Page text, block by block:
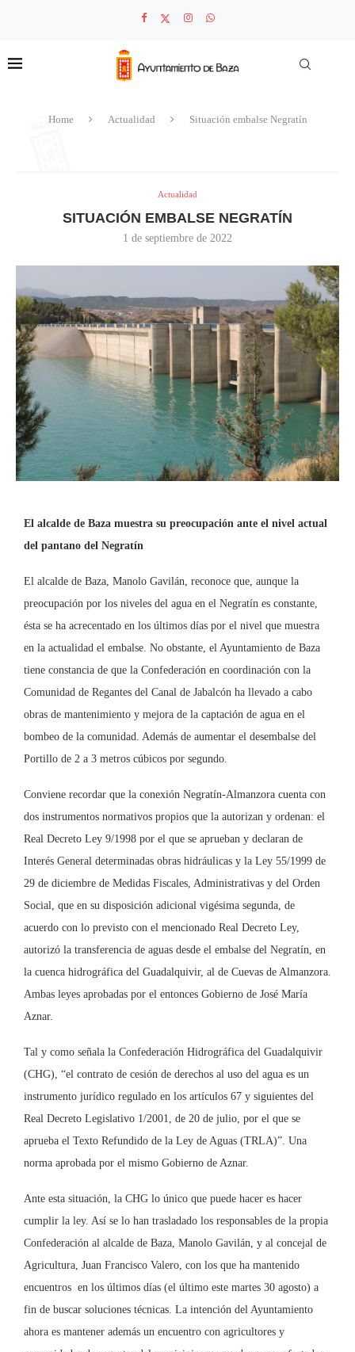
Home Actualidad Situación embalse Negratín
Actualidad
SITUACIÓN EMBALSE NEGRATÍN
1 de septiembre de 2022
El alcalde de Baza muestra su preocupación ante el nivel actual
del pantano del Negratín
El alcalde de Baza, Manolo Gavilán, reconoce que, aunque la
preocupación por los niveles del agua en el Negratín es constante,
ésta se ha acrecentado en los últimos días por el nivel que muestra
en la actualidad el embalse. No obstante, el Ayuntamiento de Baza
tiene constancia de que la Confederación en coordinación con la
Comunidad de Regantes del Canal de Jabalcón ha llevado a cabo
obras de mantenimiento y mejora de la captación de agua en el
bombeo de la comunidad. Además de aumentar el desembalse del
Portillo de 2 a 3 metros cúbicos por segundo.
Conviene recordar que la conexión Negratín-Almanzora cuenta con
dos instrumentos normativos propios que la autorizan y ordenan: el
Real Decreto Ley 9/1998 por el que se aprueban y declaran de
Interés General determinadas obras hidráulicas y la Ley 55/1999 de
29 de diciembre de Medidas Fiscales, Administrativas y del Orden
Social, que en su disposición adicional vigésima segunda, de
acuerdo con lo previsto con el mencionado Real Decreto Ley,
autorizó la transferencia de aguas desde el embalse del Negratín, en
la cuenca hidrográfica del Guadalquivir, al de Cuevas de Almanzora.
Ambas leyes aprobadas por el entonces Gobierno de José María
Aznar.
Tal y como señala la Confederación Hidrográfica del Guadalquivir
(CHG), “el contrato de cesión de derechos al uso del agua es un
instrumento jurídico regulado en los artículos 67 y siguientes del
Real Decreto Legislativo 1/2001, de 20 de julio, por el que se
aprueba el Texto Refundido de la Ley de Aguas (TRLA)”. Una
norma aprobada por el mismo Gobierno de Aznar.
Ante esta situación, la CHG lo único que puede hacer es hacer
cumplir la ley. Así se lo han trasladado los responsables de la propia
Confederación al alcalde de Baza, Manolo Gavilán, y al concejal de
Agricultura, Juan Francisco Valero, con los que ha mantenido
encuentros en los últimos días (el último este martes 30 agosto) a
fin de buscar soluciones técnicas. La intención del Ayuntamiento
ahora es mantener además un encuentro con agricultores y